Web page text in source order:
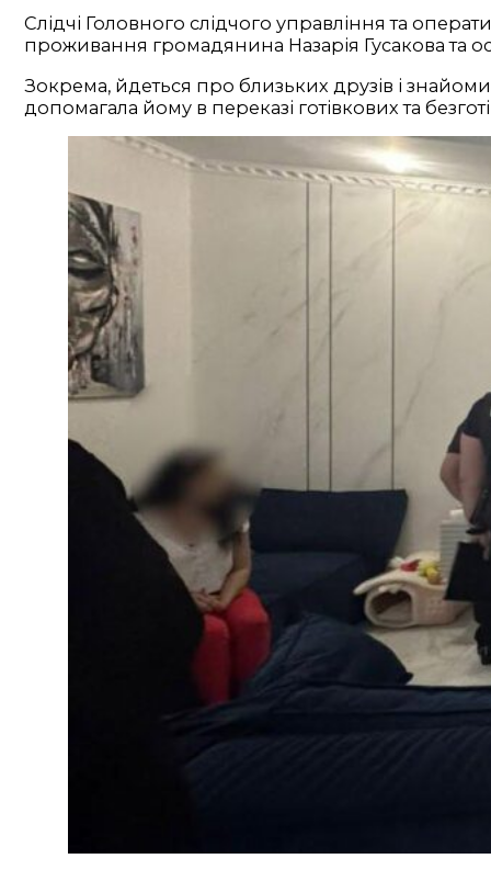
Слідчі Головного слідчого управління та
проживання громадянина Назарія Гусакова та
Зокрема, йдеться про близьких друзів і
допомагала йому в переказі готівкових та